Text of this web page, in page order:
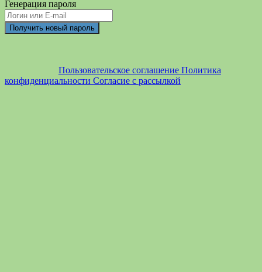
Генерация пароля
Пользовательское соглашение Политика
конфиденциальности Согласие с рассылкой